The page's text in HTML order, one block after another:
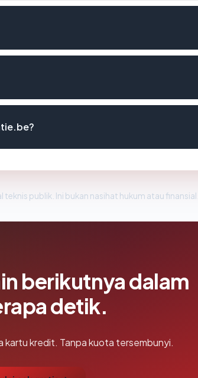
publik. Ini bukan nasihat hukum atau finansial.
berikutnya dalam
detik.
kartu kredit. Tanpa kuota tersembunyi.